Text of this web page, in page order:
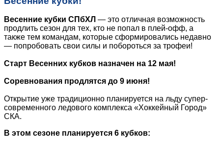
Весенние кубки СПбХЛ — это отличная возможность
продлить сезон для тех, кто не попал в плей-офф, а
также тем командам, которые сформировались недавно
— попробовать свои силы и побороться за трофеи!
Старт Весенних кубков назначен на 12 мая!
Соревнования продлятся до 9 июня!
Открытие уже традиционно планируется на льду супер-
современного ледового комплекса «Хоккейный Город»
СКА.
В этом сезоне планируется 6 кубков: